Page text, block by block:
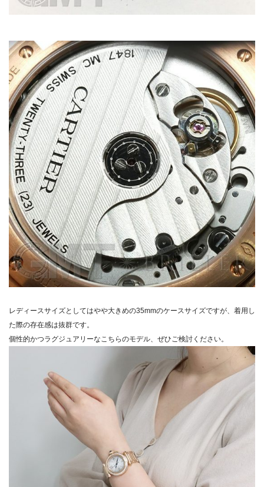
レディースサイズとしてはやや大きめの35mmのケースサイズですが、着用し
た際の存在感は抜群です。
個性的かつラグジュアリーなこちらのモデル、ぜひご検討ください。